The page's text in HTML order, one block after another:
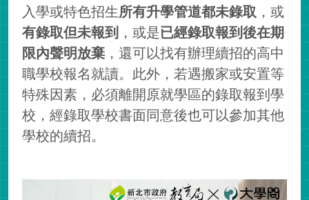
入學或特色招生所有升學管道都未錄取 ，或
有錄取但未報到 ，或是已經錄取報到後在期
限內聲明放棄 ，還可以找有辦理續招的高中
職學校報名就讀。此外，若遇搬家或安置等
特殊因素，必須離開原就學區的錄取報到學
校，經錄取學校書面同意後也可以參加其他
學校的續招。